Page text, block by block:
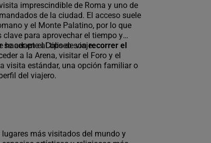
imprescindible de Roma y uno de
de la ciudad. El acceso suele
y el Monte Palatino, por lo que
para aprovechar el tiempo y
se adapte al tipo de viaje.
hacer en el Coliseo sonrecorrer el
a la Arena, visitar el Foro y el
visita estándar, una opción familiar o
del viajero.
lugares más visitados del mundo y